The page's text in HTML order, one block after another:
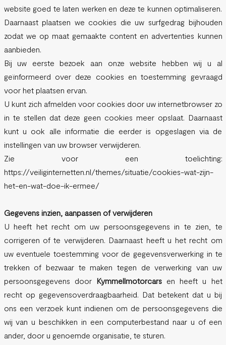
website goed te laten werken en deze te kunnen optimaliseren.
Daarnaast plaatsen we cookies die uw surfgedrag bijhouden
zodat we op maat gemaakte content en advertenties kunnen
aanbieden.
Bij uw eerste bezoek aan onze website hebben wij u al
geïnformeerd over deze cookies en toestemming gevraagd
voor het plaatsen ervan.
U kunt zich afmelden voor cookies door uw internetbrowser zo
in te stellen dat deze geen cookies meer opslaat. Daarnaast
kunt u ook alle informatie die eerder is opgeslagen via de
instellingen van uw browser verwijderen.
Zie voor een toelichting:
https://veiliginternetten.nl/themes/situatie/cookies-wat-zijn-
het-en-wat-doe-ik-ermee/
Gegevens inzien, aanpassen of verwijderen
U heeft het recht om uw persoonsgegevens in te zien, te
corrigeren of te verwijderen. Daarnaast heeft u het recht om
uw eventuele toestemming voor de gegevensverwerking in te
trekken of bezwaar te maken tegen de verwerking van uw
persoonsgegevens door Kymmellmotorcarsen heeft u het
recht op gegevensoverdraagbaarheid. Dat betekent dat u bij
ons een verzoek kunt indienen om de persoonsgegevens die
wij van u beschikken in een computerbestand naar u of een
ander, door u genoemde organisatie, te sturen.